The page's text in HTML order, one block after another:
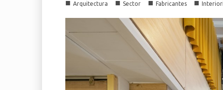
■ Arquitectura ■ Sector ■ Fabricantes ■